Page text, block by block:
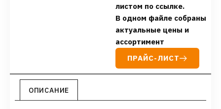
листом по ссылке.
В одном файле собраны
актуальные цены и
ассортимент
ПРАЙС-ЛИСТ
ОПИСАНИЕ